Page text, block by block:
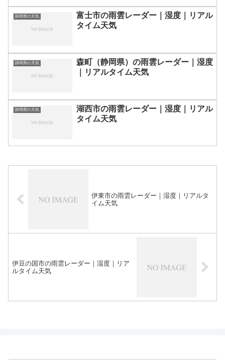
静岡県の天気
富士市の雨雲レーダー｜湿度｜リアル
タイム天気
静岡県の天気
森町（静岡県）の雨雲レーダー｜湿度
｜リアルタイム天気
静岡県の天気
湖西市の雨雲レーダー｜湿度｜リアル
タイム天気
伊東市の雨雲レーダー｜湿度｜リアルタ
イム天気
伊豆の国市の雨雲レーダー｜湿度｜リア
ルタイム天気